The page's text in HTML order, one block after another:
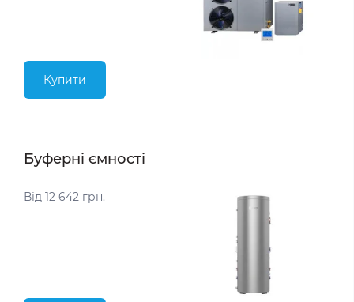
Купити
Буферні ємності
Від 12 642 грн.